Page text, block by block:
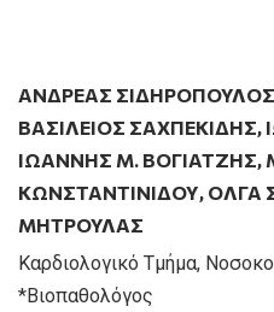
ΑΝΔΡΕΑΣ ΣΙΔΗΡΟΠΟΥΛΟΣ
ΒΑΣΙΛΕΙΟΣ ΣΑΧΠΕΚΙΔΗΣ,
ΙΩΑΝΝΗΣ Μ. ΒΟΓΙΑΤΖΗΣ,
ΚΩΝΣΤΑΝΤΙΝΙΔΟΥ, ΟΛΓΑ
ΜΗΤΡΟΥΛΑΣ
Καρδιολογικό Τμήμα,
*Βιοπαθολόγος